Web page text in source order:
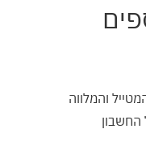
והמלווה
החשבון